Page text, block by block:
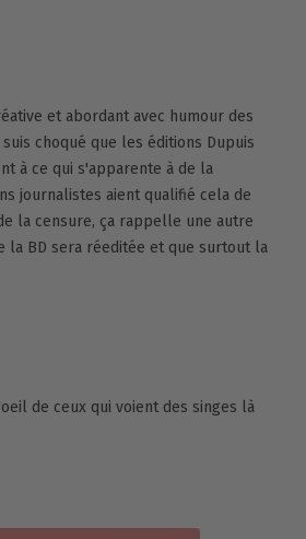
et abordant avec humour des
choqué que les éditions Dupuis
à ce qui s'apparente à de la
journalistes aient qualifié cela de
la censure, ça rappelle une autre
la BD sera réeditée et que surtout la
de ceux qui voient des singes là